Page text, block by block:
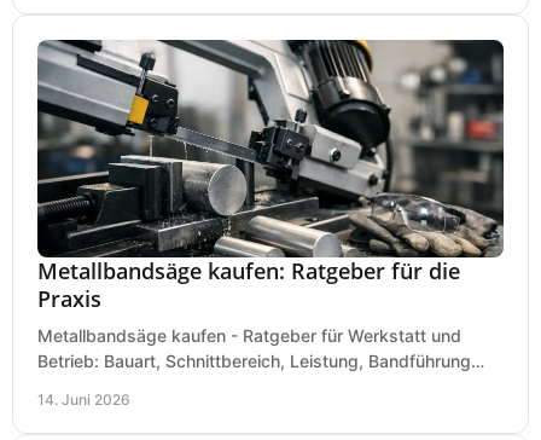
Metallbandsäge kaufen: Ratgeber für die
Praxis
Metallbandsäge kaufen - Ratgeber für Werkstatt und
Betrieb: Bauart, Schnittbereich, Leistung, Bandführung
14. Juni 2026